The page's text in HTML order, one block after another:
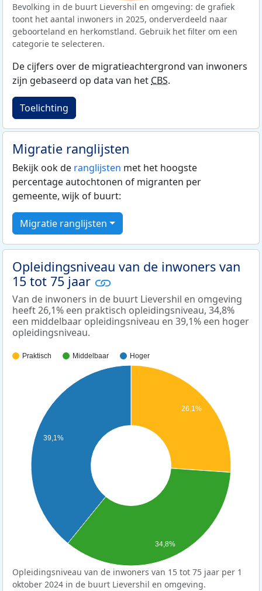
Bevolking in de buurt Lievershil en omgeving: de grafiek
toont het aantal inwoners in 2025, onderverdeeld naar
geboorteland en herkomstland. Gebruik het filter om een
categorie te selecteren.
De cijfers over de migratieachtergrond van inwoners
zijn gebaseerd op data van het CBS.
Toelichting
Migratie ranglijsten
Bekijk ook de ranglijsten met het hoogste
percentage autochtonen of migranten per
gemeente, wijk of buurt:
Migratie ranglijsten
Opleidingsniveau van de inwoners van
15 tot 75 jaar
Van de inwoners in de buurt Lievershil en omgeving
heeft 26,1% een praktisch opleidingsniveau, 34,8%
een middelbaar opleidingsniveau en 39,1% een hoger
opleidingsniveau.
Praktisch Middelbaar Hoger
26,1%
39,1%
34,8%
Opleidingsniveau van de inwoners van 15 tot 75 jaar per 1
oktober 2024 in de buurt Lievershil en omgeving.